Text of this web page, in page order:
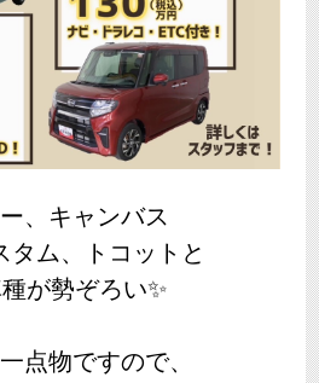
、キャンバス
タム、トコットと
が勢ぞろい✨
点物ですので、